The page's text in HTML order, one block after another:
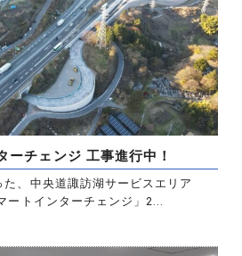
ーチェンジ 工事進行中！
、中央道諏訪湖サービスエリア
ートインターチェンジ」2...